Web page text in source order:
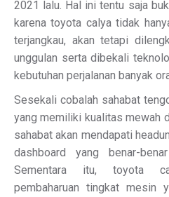
2021 lalu. Hal ini tentu saja
karena toyota calya tidak
terjangkau, akan tetapi
unggulan serta dibekali
kebutuhan perjalanan banyak
Sesekali cobalah sahabat
yang memiliki kualitas mewah
sahabat akan mendapati
dashboard yang benar-
Sementara itu, toyota
pembaharuan tingkat mesin